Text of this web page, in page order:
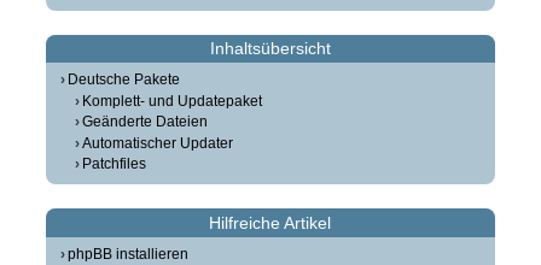
Inhaltsübersicht
Deutsche Pakete
Komplett- und Updatepaket
Geänderte Dateien
Automatischer Updater
Patchfiles
Hilfreiche Artikel
phpBB installieren